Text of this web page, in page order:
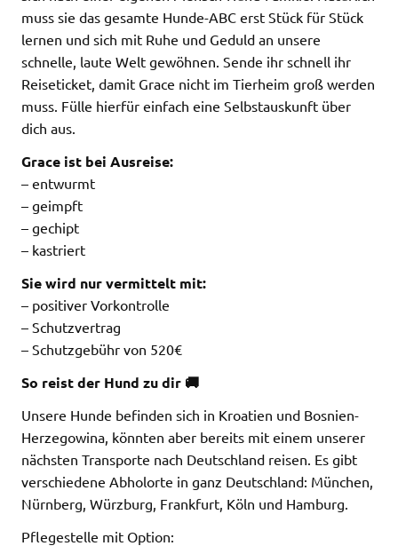
muss sie das gesamte Hunde-ABC erst Stück für Stück
lernen und sich mit Ruhe und Geduld an unsere
schnelle, laute Welt gewöhnen. Sende ihr schnell ihr
Reiseticket, damit Grace nicht im Tierheim groß werden
muss. Fülle hierfür einfach eine Selbstauskunft über
dich aus.
Grace ist bei Ausreise:
– entwurmt
– geimpft
– gechipt
– kastriert
Sie wird nur vermittelt mit:
– positiver Vorkontrolle
– Schutzvertrag
– Schutzgebühr von 520€
So reist der Hund zu dir 🚚
Unsere Hunde befinden sich in Kroatien und Bosnien-
Herzegowina, könnten aber bereits mit einem unserer
nächsten Transporte nach Deutschland reisen. Es gibt
verschiedene Abholorte in ganz Deutschland: München,
Nürnberg, Würzburg, Frankfurt, Köln und Hamburg.
Pflegestelle mit Option: